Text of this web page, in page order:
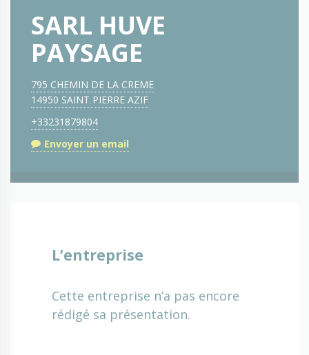
SARL HUVE
PAYSAGE
795 CHEMIN DE LA CREME
14950 SAINT PIERRE AZIF
+33231879804
Envoyer un email
L’entreprise
Cette entreprise n’a pas encore
rédigé sa présentation.